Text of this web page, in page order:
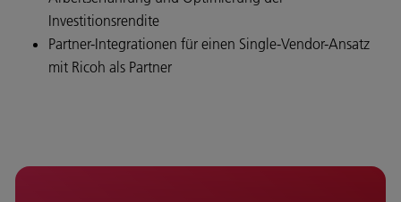
Investitionsrendite
Partner-Integrationen für einen Single-Vendor-Ansatz
mit Ricoh als Partner